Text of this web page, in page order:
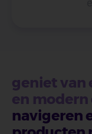
geniet van
en modern
navigeren